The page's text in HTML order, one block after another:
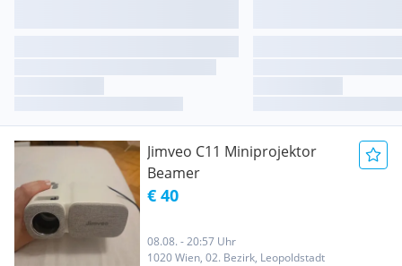
Jimveo C11 Miniprojektor
Beamer
€ 40
08.08. - 20:57 Uhr
1020 Wien, 02. Bezirk, Leopoldstadt